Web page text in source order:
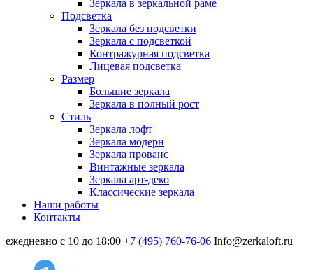
Зеркала в зеркальной раме
Подсветка
Зеркала без подсветки
Зеркала с подсветкой
Контражурная подсветка
Лицевая подсветка
Размер
Большие зеркала
Зеркала в полный рост
Стиль
Зеркала лофт
Зеркала модерн
Зеркала прованс
Винтажные зеркала
Зеркала арт-деко
Классические зеркала
Наши работы
Контакты
ежедневно с 10 до 18:00 +7 (495) 760-76-06 Info@zerkaloft.ru